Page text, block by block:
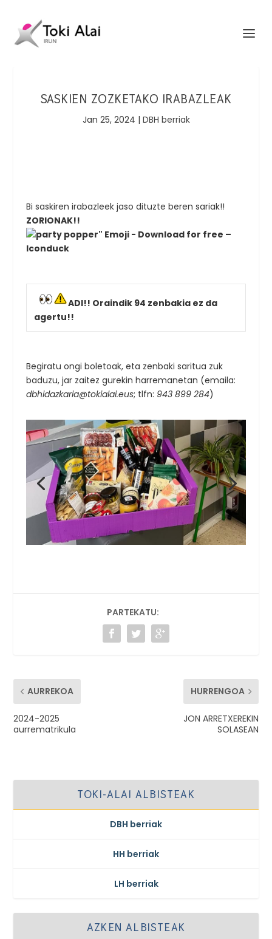
SASKIEN ZOZKETAKO IRABAZLEAK
Jan 25, 2024 | DBH berriak
Bi saskiren irabazleek jaso dituzte beren sariak!!
ZORIONAK!!
ADI!! Oraindik 94 zenbakia ez da
agertu!!
Begiratu ongi boletoak, eta zenbaki saritua zuk
baduzu, jar zaitez gurekin harremanetan (emaila:
dbhidazkaria@tokialai.eus; tlfn: 943 899 284)
PARTEKATU:
AURREKOA
2024-2025
aurrematrikula
HURRENGOA
JON ARRETXEREKIN
SOLASEAN
TOKI-ALAI ALBISTEAK
DBH berriak
HH berriak
LH berriak
AZKEN ALBISTEAK